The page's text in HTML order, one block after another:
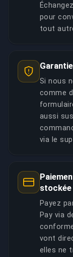
pour
tout
Si nous
comme
aussi
via le
stockée
Payez
Pay via
vont
elles ne